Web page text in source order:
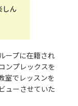
しん
ープに在籍され
ンプレックスを
室でレッスンを
ューさせていた